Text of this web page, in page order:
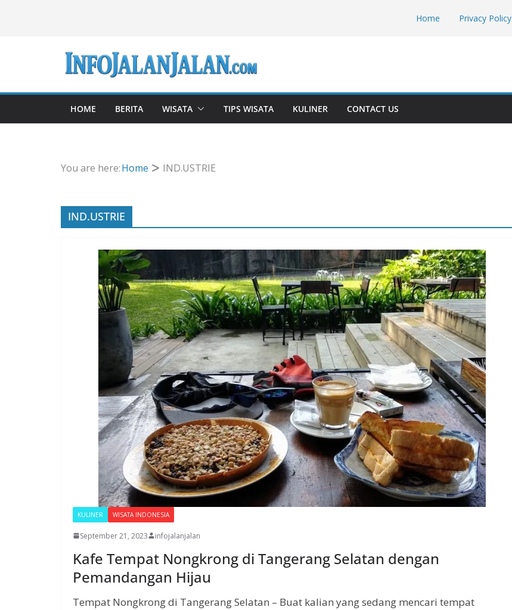
Home Privacy Policy
HOME BERITA WISATA TIPS WISATA KULINER CONTACT US
You are here:Home IND.USTRIE
IND.USTRIE
KULINER WISATA INDONESIA
September 21, 2023 infojalanjalan
Kafe Tempat Nongkrong di Tangerang Selatan dengan
Pemandangan Hijau
Tempat Nongkrong di Tangerang Selatan – Buat kalian yang sedang mencari tempat